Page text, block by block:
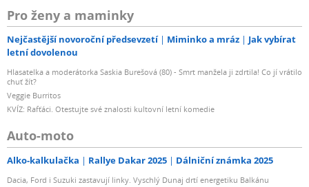
Pro ženy a maminky
Nejčastější novoroční předsevzetí Miminko a mráz
Jak vybírat
letní dovolenou
Hlasatelka a moderátorka Saskia Burešová (80) - Smrt manžela ji zdrtila! Co jí vrátilo
chuť žít?
Veggie Burritos
KVÍZ: Rafťáci. Otestujte své znalosti kultovní letní komedie
Auto-moto
Alko-kalkulačka Rallye Dakar 2025 Dálniční známka 2025
Dacia, Ford i Suzuki zastavují linky. Vyschlý Dunaj drtí energetiku Balkánu